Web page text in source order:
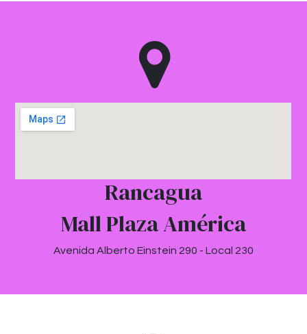
Rancagua
Mall Plaza América
Avenida Alberto Einstein 290 - Local 230